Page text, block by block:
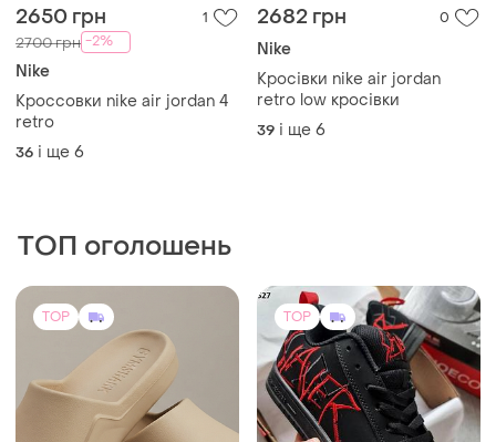
2650 грн 1
2700 грн -2%
Nike
Кроссовки nike air jordan 4
retro
36 і ще 6
2682 грн 0
Nike
Кросівки nike air jordan
retro low кросівки
39 і ще 6
ТОП оголошень
TOP TOP